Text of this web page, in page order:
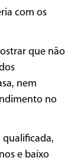
com os
que não
nem
no
qualificada,
e baixo